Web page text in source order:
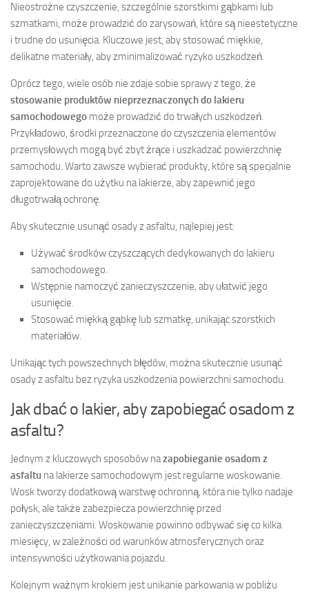
Nieostrożne czyszczenie, szczególnie szorstkimi gąbkami lub
szmatkami, może prowadzić do zarysowań, które są nieestetyczne
i trudne do usunięcia. Kluczowe jest, aby stosować miękkie,
delikatne materiały, aby zminimalizować ryzyko uszkodzeń.
Oprócz tego, wiele osób nie zdaje sobie sprawy z tego, że
stosowanie produktów nieprzeznaczonych do lakieru
samochodowego może prowadzić do trwałych uszkodzeń.
Przykładowo, środki przeznaczone do czyszczenia elementów
przemysłowych mogą być zbyt żrące i uszkadzać powierzchnię
samochodu. Warto zawsze wybierać produkty, które są specjalnie
zaprojektowane do użytku na lakierze, aby zapewnić jego
długotrwałą ochronę.
Aby skutecznie usunąć osady z asfaltu, najlepiej jest:
Używać środków czyszczących dedykowanych do lakieru
samochodowego.
Wstępnie namoczyć zanieczyszczenie, aby ułatwić jego
usunięcie.
Stosować miękką gąbkę lub szmatkę, unikając szorstkich
materiałów.
Unikając tych powszechnych błędów, można skutecznie usunąć
osady z asfaltu bez ryzyka uszkodzenia powierzchni samochodu.
Jak dbać o lakier, aby zapobiegać osadom z
asfaltu?
Jednym z kluczowych sposobów nazapobieganie osadom z
asfaltu na lakierze samochodowym jest regularne woskowanie.
Wosk tworzy dodatkową warstwę ochronną, która nie tylko nadaje
połysk, ale także zabezpiecza powierzchnię przed
zanieczyszczeniami. Woskowanie powinno odbywać się co kilka
miesięcy, w zależności od warunków atmosferycznych oraz
intensywności użytkowania pojazdu.
Kolejnym ważnym krokiem jest unikanie parkowania w pobliżu